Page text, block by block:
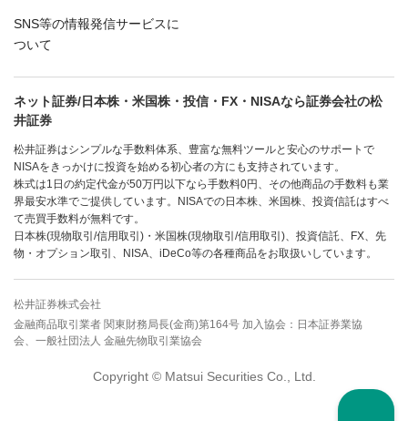
SNS等の情報発信サービスに
ついて
ネット証券/日本株・米国株・投信・FX・NISAなら証券会社の松
井証券
松井証券はシンプルな手数料体系、豊富な無料ツールと安心のサポートで
NISAをきっかけに投資を始める初心者の方にも支持されています。
株式は1日の約定代金が50万円以下なら手数料0円、その他商品の手数料も業
界最安水準でご提供しています。NISAでの日本株、米国株、投資信託はすべ
て売買手数料が無料です。
日本株(現物取引/信用取引)・米国株(現物取引/信用取引)、投資信託、FX、先
物・オプション取引、NISA、iDeCo等の各種商品をお取扱いしています。
松井証券株式会社
金融商品取引業者 関東財務局長(金商)第164号 加入協会：日本証券業協
会、一般社団法人 金融先物取引業協会
Copyright © Matsui Securities Co., Ltd.